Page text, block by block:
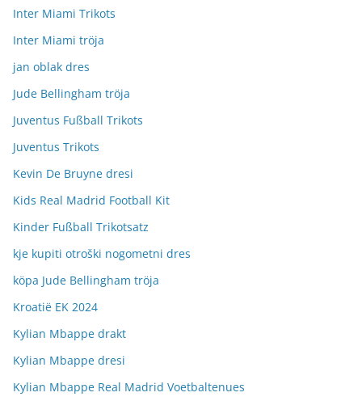
Inter Miami Trikots
Inter Miami tröja
jan oblak dres
Jude Bellingham tröja
Juventus Fußball Trikots
Juventus Trikots
Kevin De Bruyne dresi
Kids Real Madrid Football Kit
Kinder Fußball Trikotsatz
kje kupiti otroški nogometni dres
köpa Jude Bellingham tröja
Kroatië EK 2024
Kylian Mbappe drakt
Kylian Mbappe dresi
Kylian Mbappe Real Madrid Voetbaltenues